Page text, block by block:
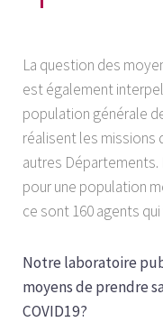
La question des
est également
population générale
réalisent les missions
autres Départements.
pour une population
ce sont 160 agents
Notre laboratoire
moyens de prendre
COVID19?